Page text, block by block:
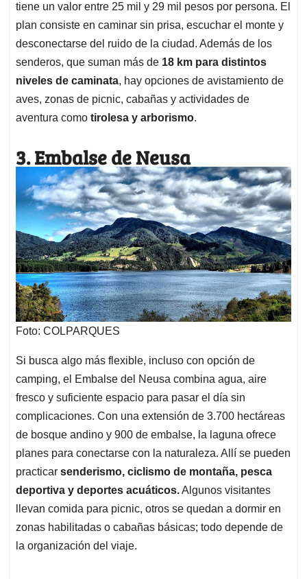
tiene un valor entre 25 mil y 29 mil pesos por persona. El
plan consiste en caminar sin prisa, escuchar el monte y
desconectarse del ruido de la ciudad. Además de los
senderos, que suman más de 18 km para distintos
niveles de caminata, hay opciones de avistamiento de
aves, zonas de picnic, cabañas y actividades de
aventura como tirolesa y arborismo.
3. Embalse de Neusa
Foto: COLPARQUES
Si busca algo más flexible, incluso con opción de
camping, el Embalse del Neusa combina agua, aire
fresco y suficiente espacio para pasar el día sin
complicaciones. Con una extensión de 3.700 hectáreas
de bosque andino y 900 de embalse, la laguna ofrece
planes para conectarse con la naturaleza. Allí se pueden
practicar senderismo, ciclismo de montaña, pesca
deportiva y deportes acuáticos.Algunos visitantes
llevan comida para picnic, otros se quedan a dormir en
zonas habilitadas o cabañas básicas; todo depende de
la organización del viaje.